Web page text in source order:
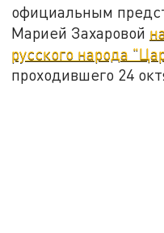
официальным
Марией Захаровой
русского народа
проходившего 24